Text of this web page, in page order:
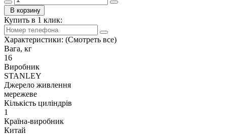
В корзину
Купить в 1 клик:
Характеристики: (Смотреть все)
Вага, кг
16
Виробник
STANLEY
Джерело живлення
мережеве
Кількість циліндрів
1
Країна-виробник
Китай